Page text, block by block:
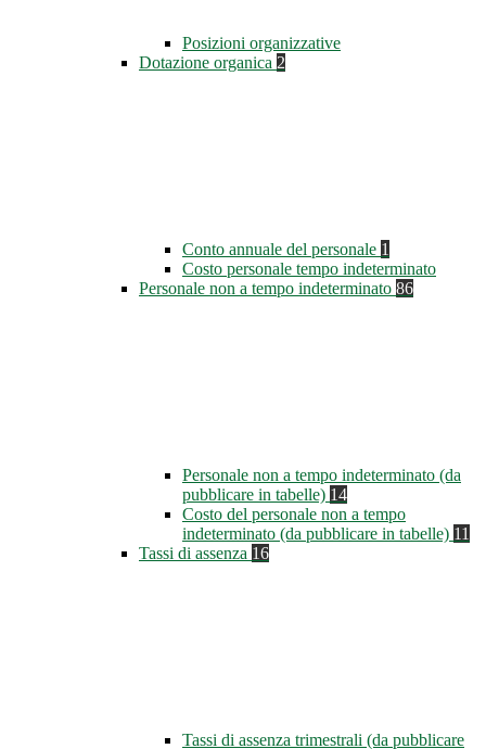
Posizioni organizzative
Dotazione organica 2
Conto annuale del personale 1
Costo personale tempo indeterminato
Personale non a tempo indeterminato 86
Personale non a tempo indeterminato (da
pubblicare in tabelle) 14
Costo del personale non a tempo
indeterminato (da pubblicare in tabelle) 11
Tassi di assenza 16
Tassi di assenza trimestrali (da pubblicare